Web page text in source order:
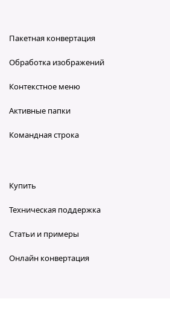
Пакетная конвертация
Обработка изображений
Контекстное меню
Активные папки
Командная строка
Купить
Техническая поддержка
Статьи и примеры
Онлайн конвертация